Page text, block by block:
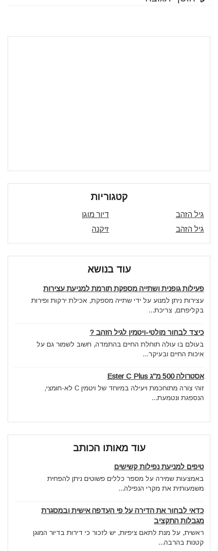
קטגוריות
גיל הזהב
דיור מוגן
גיל הזהב
זיקנה
עוד בנושא
פעילות גופנית ושתייה מספקת תורמת למניעת עצירות
עצירות ניתן למנוע על ידי שתייה מספקת, אכילת ירקות ופירות
בקליפתם, צריכת...
כיצד לבחור מולטי-ויטמין לגיל הזהב ?
בעולם בו עולה תוחלת החיים בהתמדה, חשוב לשמור גם על
איכות החיים ובעיקר...
אסטרולה 500 מ"ג Ester C Plus
זוהי צורה מתוחכמת ויעילה במיוחד של ויטמין C לא-חומצי,
הנספגת ונטמעת...
עוד מאותו הכותב
טיפים למניעת נפילות קשישים
באמצעות שמירה על מספר כללים פשוטים ניתן להפחית
משמעותית את מקרי הנפילה...
כדאי לבחור את הדירה על פי העדפה אישית ובמסגרת
מגבלות התקציב
ראשית, על מנת לתאם ציפיות, יש לזכור כי דירות בדיור המוגן
קטנות בהרבה...